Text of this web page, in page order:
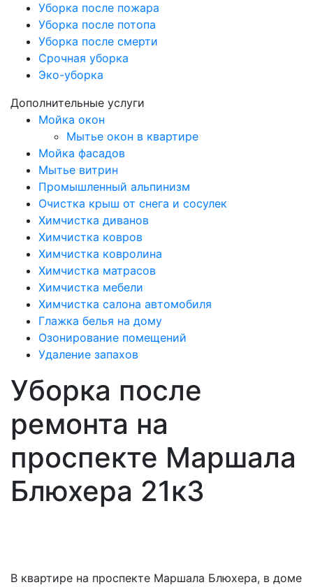
Уборка после пожара
Уборка после потопа
Уборка после смерти
Срочная уборка
Эко-уборка
Дополнительные услуги
Мойка окон
Мытье окон в квартире
Мойка фасадов
Мытье витрин
Промышленный альпинизм
Очистка крыш от снега и сосулек
Химчистка диванов
Химчистка ковров
Химчистка ковролина
Химчистка матрасов
Химчистка мебели
Химчистка салона автомобиля
Глажка белья на дому
Озонирование помещений
Удаление запахов
Уборка после
ремонта на
проспекте Маршала
Блюхера 21к3
В квартире на проспекте Маршала Блюхера, в доме